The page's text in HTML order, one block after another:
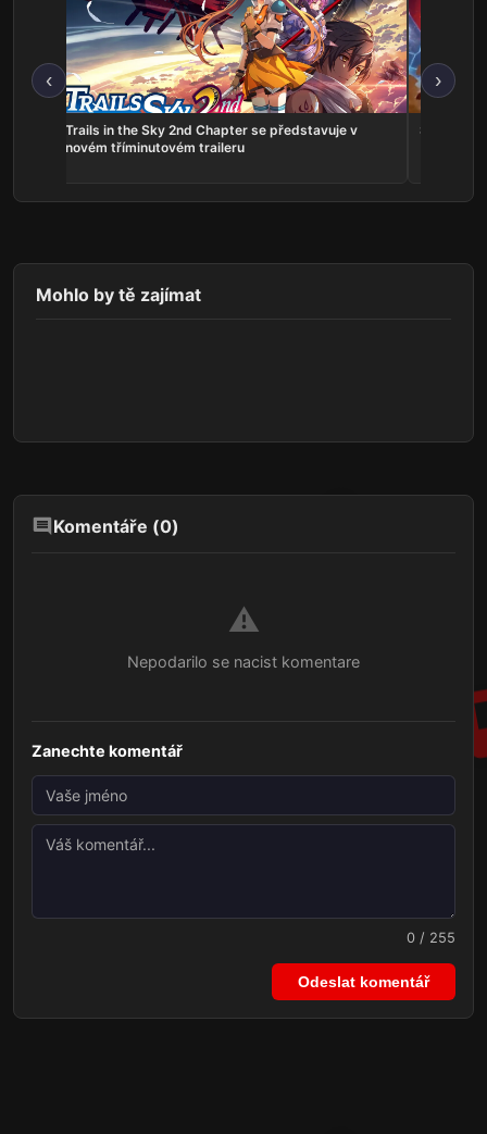
‹
Trails in the Sky 2nd Chapter se představuje v
novém tříminutovém traileru
Serious
›
Mohlo by tě zajímat
Komentáře (0)
⚠️
Nepodarilo se nacist komentare
Zanechte komentář
0 / 255
Odeslat komentář